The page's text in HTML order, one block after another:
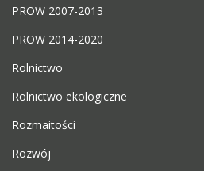
PROW 2007-2013
PROW 2014-2020
Rolnictwo
Rolnictwo ekologiczne
Rozmaitości
Rozwój